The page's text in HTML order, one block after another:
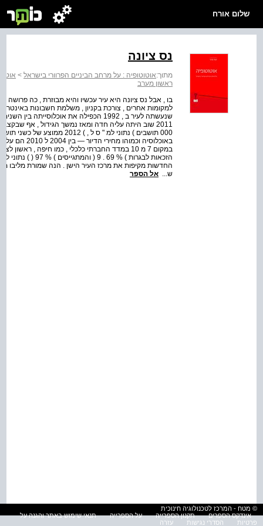
שלום אורח
נס ציונה
מתוך:אוטוטופיה : על מרחב הביניים הפרוורי בישראל >
ראשון מערב
בו , אבל נס ציונה היא עיר עכשיו והיא מבוזרת , כה
למקומות אחרים , צורכת בקניון , משלמת חשבונות
000 תושבים ) נתוני למ " ס ל ,
ש... אל הספר
© מטח - המרכז לטכנולוגיה חינוכית
אינדקס הספרים
תקנון הספרייה על הספרייה
תנאי שימוש באתר והגנה על
פרטיות
הסדרי נגישות עזרה